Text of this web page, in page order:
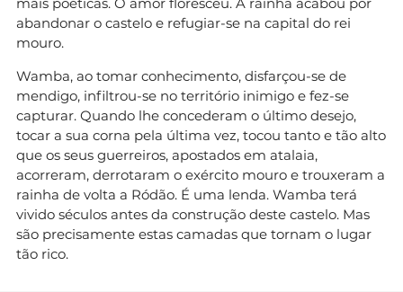
mais poéticas. O amor floresceu. A rainha acabou por
abandonar o castelo e refugiar-se na capital do rei
mouro.
Wamba, ao tomar conhecimento, disfarçou-se de
mendigo, infiltrou-se no território inimigo e fez-se
capturar. Quando lhe concederam o último desejo,
tocar a sua corna pela última vez, tocou tanto e tão alto
que os seus guerreiros, apostados em atalaia,
acorreram, derrotaram o exército mouro e trouxeram a
rainha de volta a Ródão. É uma lenda. Wamba terá
vivido séculos antes da construção deste castelo. Mas
são precisamente estas camadas que tornam o lugar
tão rico.